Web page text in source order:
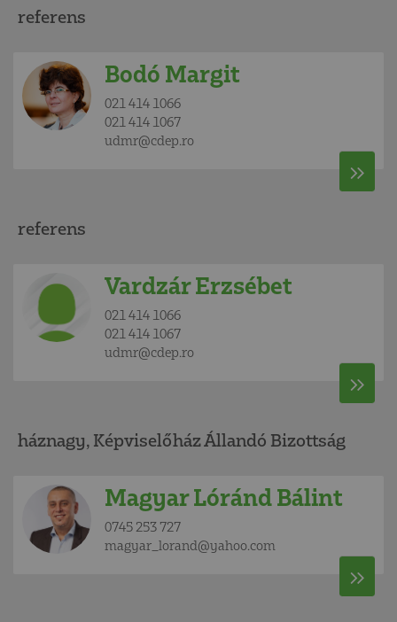
referens
Bodó Margit
021 414 1066
021 414 1067
udmr@cdep.ro
referens
Vardzár Erzsébet
021 414 1066
021 414 1067
udmr@cdep.ro
háznagy, Képviselőház Állandó Bizottság
Magyar Lóránd Bálint
0745 253 727
magyar_lorand@yahoo.com